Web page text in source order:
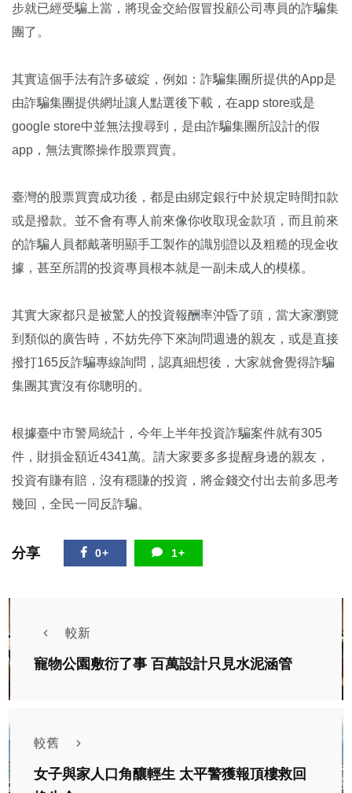
步就已經受騙上當，將現金交給假冒投顧公司專員的詐騙集
團了。
其實這個手法有許多破綻，例如：詐騙集團所提供的App是
由詐騙集團提供網址讓人點選後下載，在app store或是
google store中並無法搜尋到，是由詐騙集團所設計的假
app，無法實際操作股票買賣。
臺灣的股票買賣成功後，都是由綁定銀行中於規定時間扣款
或是撥款。並不會有專人前來像你收取現金款項，而且前來
的詐騙人員都戴著明顯手工製作的識別證以及粗糙的現金收
據，甚至所謂的投資專員根本就是一副未成人的模樣。
其實大家都只是被驚人的投資報酬率沖昏了頭，當大家瀏覽
到類似的廣告時，不妨先停下來詢問週邊的親友，或是直接
撥打165反詐騙專線詢問，認真細想後，大家就會覺得詐騙
集團其實沒有你聰明的。
根據臺中市警局統計，今年上半年投資詐騙案件就有305
件，財損金額近4341萬。請大家要多多提醒身邊的親友，
投資有賺有賠，沒有穩賺的投資，將金錢交付出去前多思考
幾回，全民一同反詐騙。
分享 0+ 1+
較新
寵物公園敷衍了事 百萬設計只見水泥涵管
較舊
女子與家人口角釀輕生 太平警獲報頂樓救回